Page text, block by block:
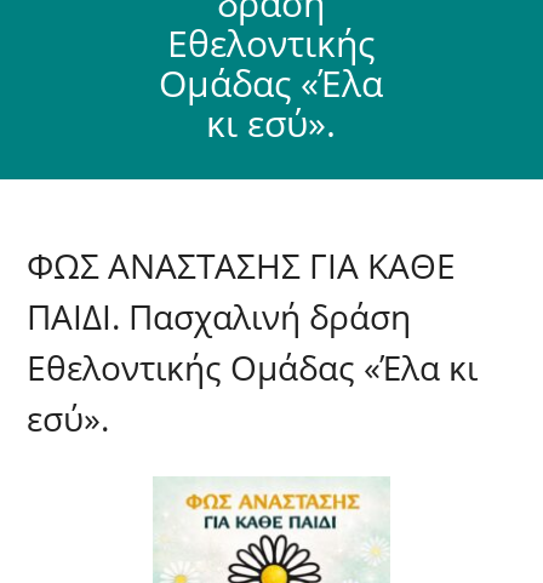
Εθελοντικής
Ομάδας «Έλα
κι εσύ».
ΦΩΣ ΑΝΑΣΤΑΣΗΣ ΓΙΑ ΚΑΘΕ
ΠΑΙΔΙ. Πασχαλινή δράση
Εθελοντικής Ομάδας «Έλα κι
εσύ».